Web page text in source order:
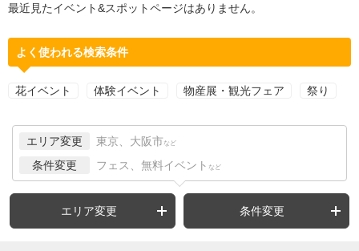
最近見たイベント&スポットページはありません。
よく使われる検索条件
花イベント 体験イベント 物産展・観光フェア 祭り
エリア変更 東京、大阪市 など
条件変更 フェス、無料イベント など
エリア変更 条件変更